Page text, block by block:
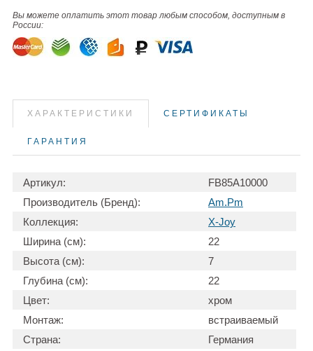
Вы можете оплатить этот товар любым способом, доступным в
России:
ХАРАКТЕРИСТИКИ СЕРТИФИКАТЫ
ГАРАНТИЯ
Артикул:
FB85A10000
Производитель (Бренд):
Am.Pm
Коллекция:
X-Joy
Ширина (см):
22
Высота (см):
7
Глубина (см):
22
Цвет:
хром
Монтаж:
встраиваемый
Страна:
Германия